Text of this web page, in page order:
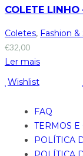
COLETE LINHO
Coletes, Fashion &
€32,00
Ler mais
Wishlist
FAQ
TERMOS E
POLÍTICA